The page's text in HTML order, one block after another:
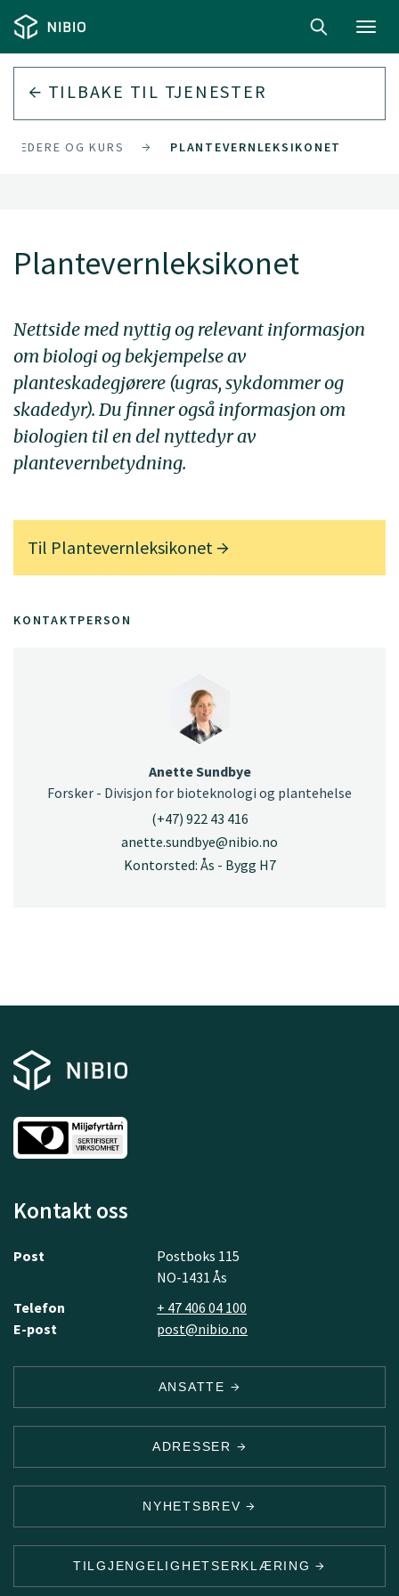
TILBAKE TIL TJENESTER
OG KURS PLANTEVERNLEKSIKONET
Plantevernleksikonet
Nettside med nyttig og relevant informasjon
om biologi og bekjempelse av
planteskadegjørere (ugras, sykdommer og
skadedyr). Du finner også informasjon om
biologien til en del nyttedyr av
plantevernbetydning.
Til Plantevernleksikonet
KONTAKTPERSON
Anette Sundbye
Forsker - Divisjon for bioteknologi og plantehelse
(+47) 922 43 416
anette.sundbye@nibio.no
Kontorsted: Ås - Bygg H7
Kontakt oss
Post
Postboks 115
NO-1431 Ås
Telefon
+ 47 406 04 100
E-post
post@nibio.no
ANSATTE
ADRESSER
NYHETSBREV
TILGJENGELIGHETSERKLÆRING